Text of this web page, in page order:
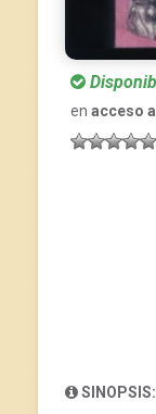
en acceso
SINOPSIS: